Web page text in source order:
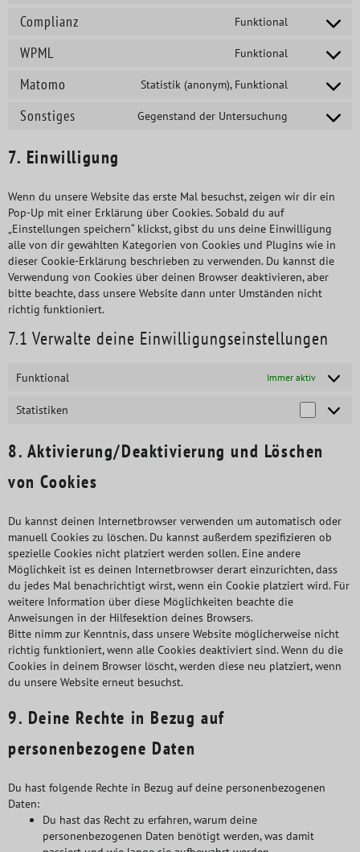
Complianz Funktional
WPML Funktional
Matomo Statistik (anonym), Funktional
Sonstiges Gegenstand der Untersuchung
7. Einwilligung
Wenn du unsere Website das erste Mal besuchst, zeigen wir dir ein
Pop-Up mit einer Erklärung über Cookies. Sobald du auf
„Einstellungen speichern“ klickst, gibst du uns deine Einwilligung
alle von dir gewählten Kategorien von Cookies und Plugins wie in
dieser Cookie-Erklärung beschrieben zu verwenden. Du kannst die
Verwendung von Cookies über deinen Browser deaktivieren, aber
bitte beachte, dass unsere Website dann unter Umständen nicht
richtig funktioniert.
7.1 Verwalte deine Einwilligungseinstellungen
Funktional Immer aktiv
Statistiken
8. Aktivierung/Deaktivierung und Löschen
von Cookies
Du kannst deinen Internetbrowser verwenden um automatisch oder
manuell Cookies zu löschen. Du kannst außerdem spezifizieren ob
spezielle Cookies nicht platziert werden sollen. Eine andere
Möglichkeit ist es deinen Internetbrowser derart einzurichten, dass
du jedes Mal benachrichtigt wirst, wenn ein Cookie platziert wird. Für
weitere Information über diese Möglichkeiten beachte die
Anweisungen in der Hilfesektion deines Browsers.
Bitte nimm zur Kenntnis, dass unsere Website möglicherweise nicht
richtig funktioniert, wenn alle Cookies deaktiviert sind. Wenn du die
Cookies in deinem Browser löscht, werden diese neu platziert, wenn
du unsere Website erneut besuchst.
9. Deine Rechte in Bezug auf
personenbezogene Daten
Du hast folgende Rechte in Bezug auf deine personenbezogenen
Daten:
Du hast das Recht zu erfahren, warum deine
personenbezogenen Daten benötigt werden, was damit